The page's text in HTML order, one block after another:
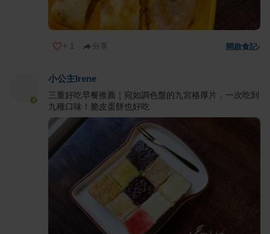
+ 1 分享 開啟食記›
小公主Irene
三重好吃早餐推薦｜宛如調色盤的九宮格厚片，一次吃到
九種口味！脆皮蛋餅也好吃